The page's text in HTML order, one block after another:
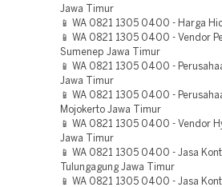
Jawa Timur
📱 WA 0821 1305 0400 - Harga
📱 WA 0821 1305 0400 - Vendor
Sumenep Jawa Timur
📱 WA 0821 1305 0400 -
Jawa Timur
📱 WA 0821 1305 0400 -
Mojokerto Jawa Timur
📱 WA 0821 1305 0400 - Vendor
Jawa Timur
📱 WA 0821 1305 0400 - Jasa
Tulungagung Jawa Timur
📱 WA 0821 1305 0400 - Jasa